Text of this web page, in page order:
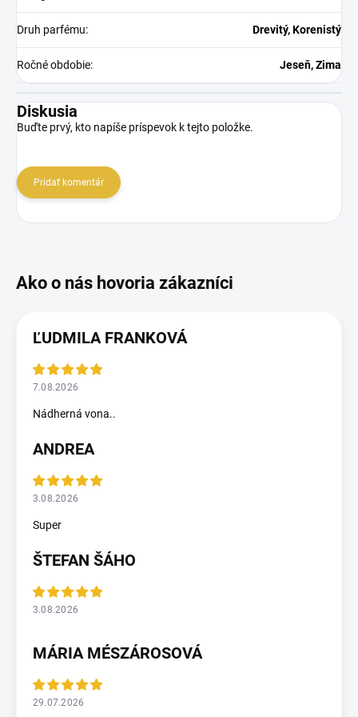
Druh parfému: Drevitý, Korenistý
Ročné obdobie: Jeseň, Zima
Diskusia
Buďte prvý, kto napíše príspevok k tejto položke.
Pridať komentár
ĽUDMILA FRANKOVÁ
7.08.2026
Nádherná vona..
ANDREA
3.08.2026
Super
ŠTEFAN ŠÁHO
3.08.2026
MÁRIA MÉSZÁROSOVÁ
29.07.2026